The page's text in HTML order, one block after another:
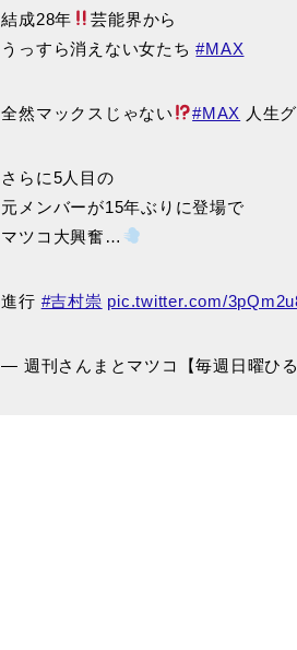
結成28年
芸能界から
うっすら消えない女たち#MAX
全然マックスじゃない #MAX 人生
さらに5人目の
元メンバーが15年ぶりに登場で
マツコ大興奮…
進行 #吉村崇 pic.twitter.com/
— 週刊さんまとマツコ【毎週日曜ひ